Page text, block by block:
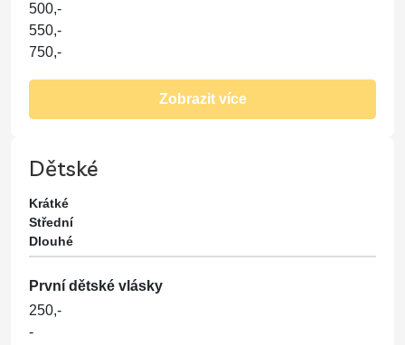
500,-
550,-
750,-
(Mytí, foukání, střih, masáž, styling, ošetření*)
650,-
850,-
Přeliv
(Mytí, foukání, přeliv, masáž, styling, ošetření*)
1500,-
1900,-
Zobrazit více
Dětské
Krátké
Střední
Dlouhé
První dětské vlásky
250,-
-